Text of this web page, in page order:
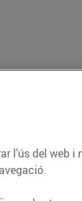
ENERGIA
l’ús del web